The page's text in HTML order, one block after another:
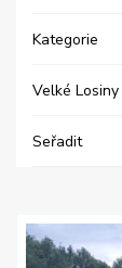
Kategorie
Velké Losiny
Seřadit